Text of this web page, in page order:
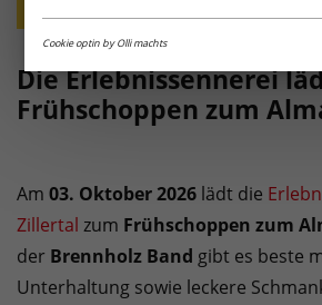
Die Erlebnissennerei
Frühschoppen zum
Am 03. Oktober 2026 lädt die
Zillertal zum Frühschoppen zum
der Brennholz Band gibt es beste
Unterhaltung sowie leckere
Cookie optin by Olli machts